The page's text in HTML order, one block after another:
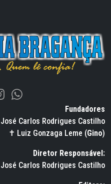
Fundadores
José Carlos Rodrigues Castilho
✝ Luiz Gonzaga Leme (Gino)
Diretor Responsável:
José Carlos Rodrigues Castilho